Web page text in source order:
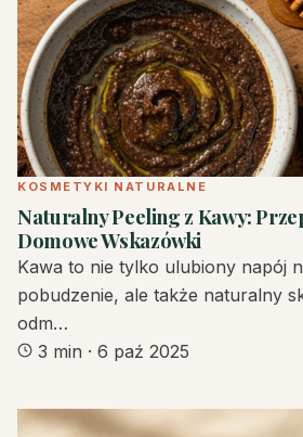
KOSMETYKI NATURALNE
Naturalny Peeling z Kawy:
Domowe Wskazówki
Kawa to nie tylko ulubiony napój
pobudzenie, ale także naturalny
odm…
3 min · 6 paź 2025